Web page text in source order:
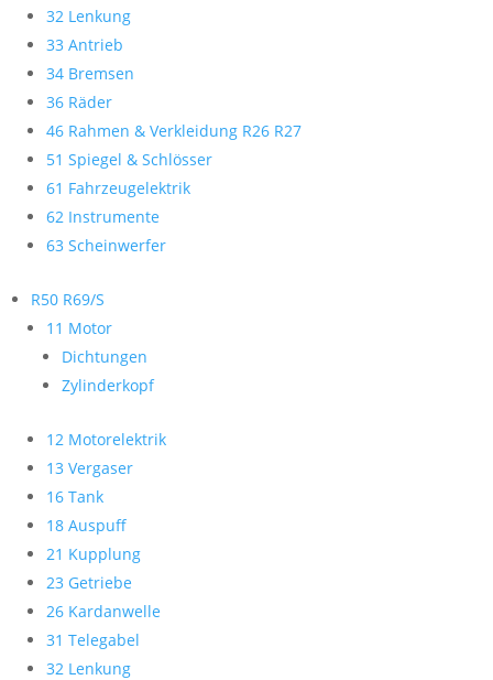
32 Lenkung
33 Antrieb
34 Bremsen
36 Räder
46 Rahmen & Verkleidung R26 R27
51 Spiegel & Schlösser
61 Fahrzeugelektrik
62 Instrumente
63 Scheinwerfer
R50 R69/S
11 Motor
Dichtungen
Zylinderkopf
12 Motorelektrik
13 Vergaser
16 Tank
18 Auspuff
21 Kupplung
23 Getriebe
26 Kardanwelle
31 Telegabel
32 Lenkung